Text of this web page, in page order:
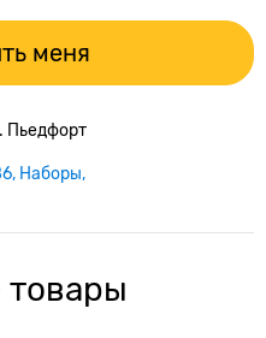
меня
Пьедфорт
Наборы